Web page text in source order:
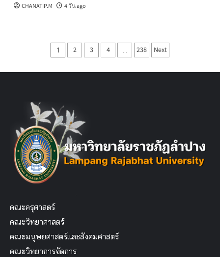
CHANATIP.M 4 วัน ago
Posts
1 2 3 4 … 238 Next
คณะครุศาสตร์
คณะวิทยาศาสตร์
คณะมนุษยศาสตร์และสังคมศาสตร์
คณะวิทยาการจัดการ